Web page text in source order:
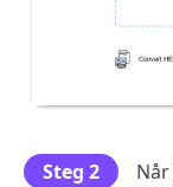
Steg 2